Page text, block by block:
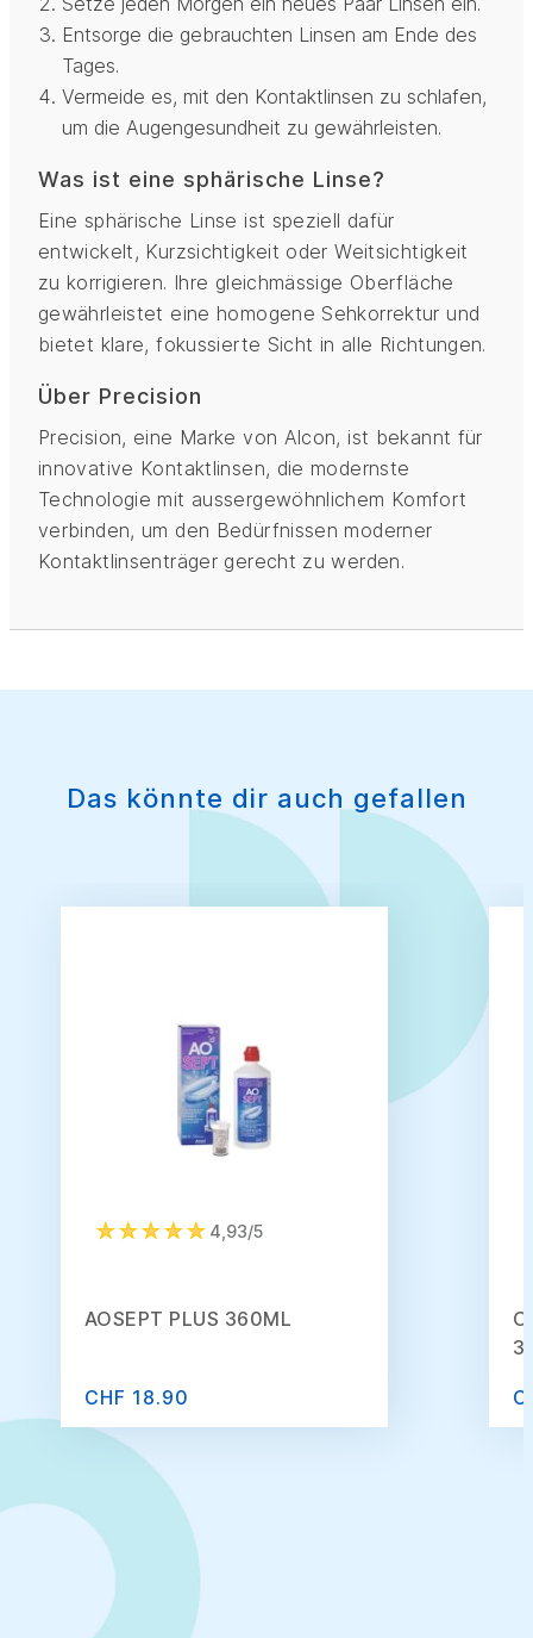
Entsorge die gebrauchten Linsen am Ende des
Tages.
Vermeide es, mit den Kontaktlinsen zu schlafen,
um die Augengesundheit zu gewährleisten.
Was ist eine sphärische Linse?
Eine sphärische Linse ist speziell dafür
entwickelt, Kurzsichtigkeit oder Weitsichtigkeit
zu korrigieren. Ihre gleichmässige Oberfläche
gewährleistet eine homogene Sehkorrektur und
bietet klare, fokussierte Sicht in alle Richtungen.
Über Precision
Precision, eine Marke von Alcon, ist bekannt für
innovative Kontaktlinsen, die modernste
Technologie mit aussergewöhnlichem Komfort
verbinden, um den Bedürfnissen moderner
Kontaktlinsenträger gerecht zu werden.
Das könnte dir auch gefallen
4,93/5
AOSEPT PLUS 360ML
CHF 18.90